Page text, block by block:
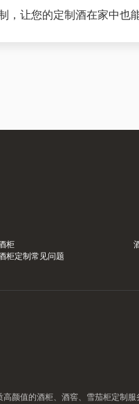
，让您的定制酒在家中也
柜
柜定制常见问题
颜值的酒柜、酒窖、雪茄柜定制